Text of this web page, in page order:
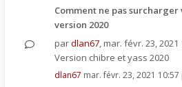
Comment ne pas
version 2020
pardlan67, mar. févr. 23, 2021
Version chibre et yass 2020
dlan67 mar. févr. 23, 2021 10:57